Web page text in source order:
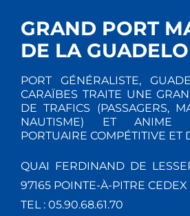
GRAND PORT
DE LA
PORT GÉNÉRALISTE,
CARAÏBES TRAITE UNE
DE TRAFICS (PASSAGERS,
NAUTISME) ET ANIME
PORTUAIRE COMPÉTITIVE ET
QUAI FERDINAND DE
97165 POINTE-À-PITRE CEDEX
TEL : 05.90.68.61.70